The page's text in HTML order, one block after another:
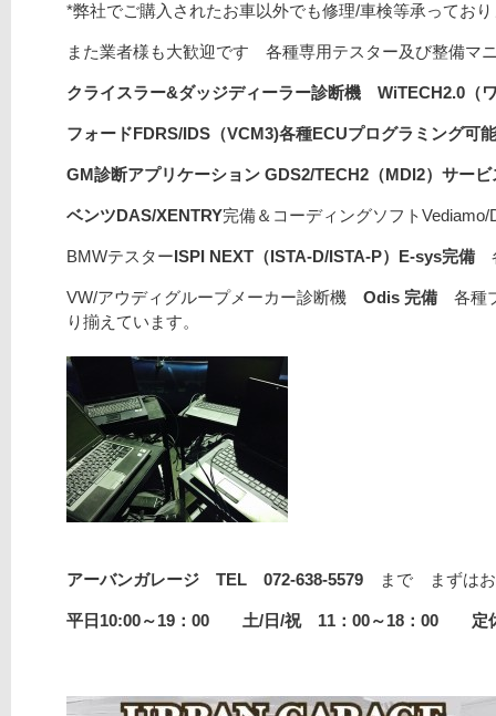
*弊社でご購入されたお車以外でも修理/車検等承ってお
また業者様も大歓迎です 各種専用テスター及び整備マ
クライスラー&ダッジディーラー診断機 WiTECH2.0（
フォードFDRS/IDS（VCM3)各種ECUプログラミング可
GM診断アプリケーション GDS2/TECH2（MDI2）サー
ベンツDAS/XENTRY完備＆コーディングソフト
BMWテスターISPI NEXT（ISTA-D/ISTA-P）E-sys完備
VW/アウディグループメーカー診断機 Odis 完備 各種
り揃えています。
アーバンガレージ TEL 072-638-5579 まで まずは
平日10:00～19：00 土/日/祝 11：00～18：00 定